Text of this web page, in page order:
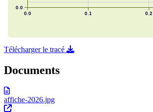
Télécharger le tracé
Documents
affiche-2026.jpg